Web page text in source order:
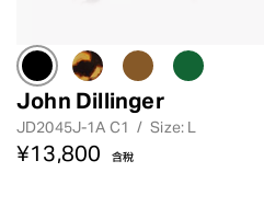
John Dillinger
JD2045J-1A C1 / Size: L
¥13,800 含稅